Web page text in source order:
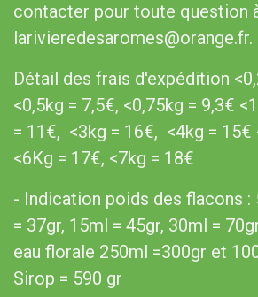
contacter pour toute question
larivieredesaromes@orange.fr.
Détail des frais d'expédition
<0,5kg = 7,5€, <0,75kg = 9,3€
= 11€, <3kg = 16€, <4kg = 15€
<6Kg = 17€, <7kg = 18€
- Indication poids des flacons :
= 37gr, 15ml = 45gr, 30ml =
eau florale 250ml =300gr et
Sirop = 590 gr​